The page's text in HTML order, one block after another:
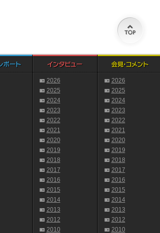
2026
2025
2024
2023
2022
2021
2020
2019
2018
2017
2016
2015
2014
2013
2012
2010
2026
2025
2024
2023
2022
2021
2020
2019
2018
2017
2016
2015
2014
2013
2012
2010